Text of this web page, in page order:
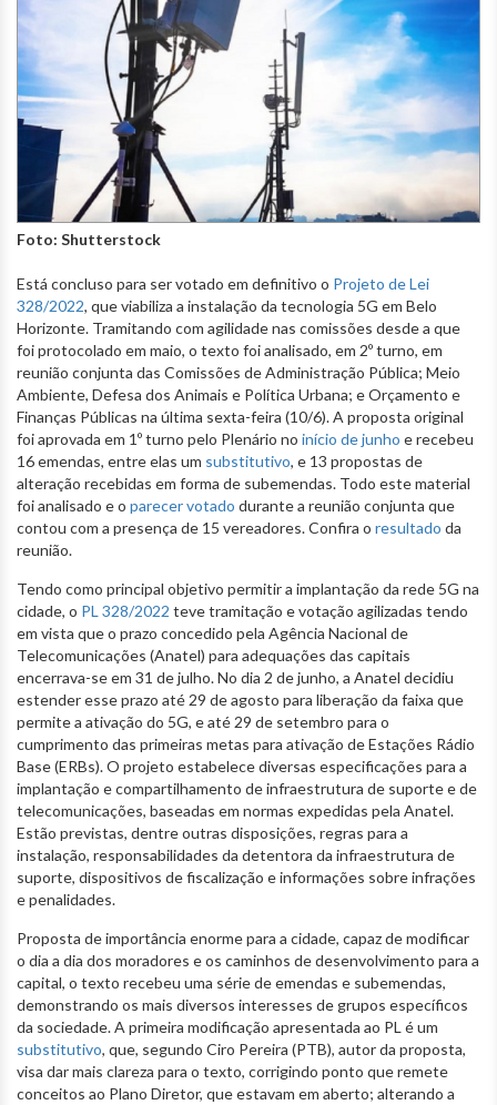
Foto: Shutterstock
Está concluso para ser votado em definitivo o Projeto de Lei
328/2022, que viabiliza a instalação da tecnologia 5G em Belo
Horizonte. Tramitando com agilidade nas comissões desde a que
foi protocolado em maio, o texto foi analisado, em 2º turno, em
reunião conjunta das Comissões de Administração Pública; Meio
Ambiente, Defesa dos Animais e Política Urbana; e Orçamento e
Finanças Públicas na última sexta-feira (10/6). A proposta original
foi aprovada em 1º turno pelo Plenário no início de junho e recebeu
16 emendas, entre elas um substitutivo, e 13 propostas de
alteração recebidas em forma de subemendas. Todo este material
foi analisado e o parecer votado durante a reunião conjunta que
contou com a presença de 15 vereadores. Confira o resultado da
reunião.
Tendo como principal objetivo permitir a implantação da rede 5G na
cidade, o PL 328/2022 teve tramitação e votação agilizadas tendo
em vista que o prazo concedido pela Agência Nacional de
Telecomunicações (Anatel) para adequações das capitais
encerrava-se em 31 de julho. No dia 2 de junho, a Anatel decidiu
estender esse prazo até 29 de agosto para liberação da faixa que
permite a ativação do 5G, e até 29 de setembro para o
cumprimento das primeiras metas para ativação de Estações Rádio
Base (ERBs). O projeto estabelece diversas especificações para a
implantação e compartilhamento de infraestrutura de suporte e de
telecomunicações, baseadas em normas expedidas pela Anatel.
Estão previstas, dentre outras disposições, regras para a
instalação, responsabilidades da detentora da infraestrutura de
suporte, dispositivos de fiscalização e informações sobre infrações
e penalidades.
Proposta de importância enorme para a cidade, capaz de modificar
o dia a dia dos moradores e os caminhos de desenvolvimento para a
capital, o texto recebeu uma série de emendas e subemendas,
demonstrando os mais diversos interesses de grupos específicos
da sociedade. A primeira modificação apresentada ao PL é um
substitutivo, que, segundo Ciro Pereira (PTB), autor da proposta,
visa dar mais clareza para o texto, corrigindo ponto que remete
conceitos ao Plano Diretor, que estavam em aberto; alterando a